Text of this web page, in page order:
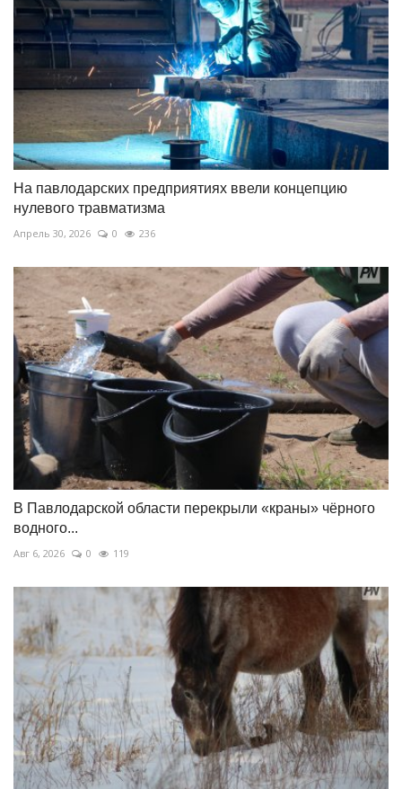
На павлодарских предприятиях ввели концепцию
нулевого травматизма
Апрель 30, 2026 0 236
В Павлодарской области перекрыли «краны» чёрного
водного...
Авг 6, 2026 0 119